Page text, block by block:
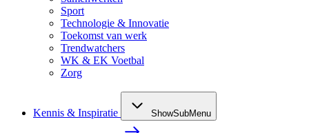
Sport
Technologie & Innovatie
Toekomst van werk
Trendwatchers
WK & EK Voetbal
Zorg
Kennis & Inspiratie ShowSubMenu